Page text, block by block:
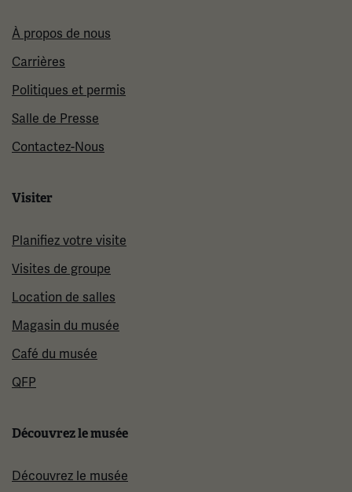
À propos de nous
Carrières
Politiques et permis
Salle de Presse
Contactez-Nous
Visiter
Planifiez votre visite
Visites de groupe
Location de salles
Magasin du musée
Café du musée
QFP
Découvrez le musée
Découvrez le musée